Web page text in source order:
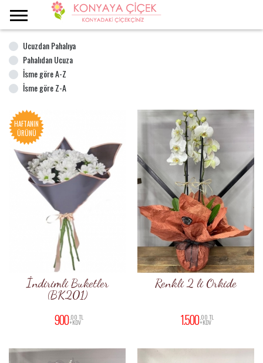
İndirimli Çiçekler
Ucuzdan Pahalıya
Pahalıdan Ucuza
İsme göre A-Z
İsme göre Z-A
HAFTANIN
ÜRÜNÜ
İndirimli Buketler
(BK201)
900,00 TL
+KDV
Renkli 2 li Orkide
1.500 ,00 TL
+KDV